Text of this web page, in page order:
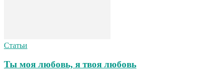
Статьи
Ты моя любовь, я твоя любовь